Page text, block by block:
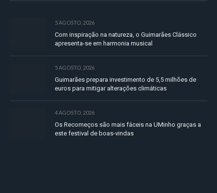
5 AGOSTO, 2026
Com inspiração na natureza, o Guimarães Clássico
apresenta-se em harmonia musical
5 AGOSTO, 2026
Guimarães prepara investimento de 5,5 milhões de
euros para mitigar alterações climáticas
4 AGOSTO, 2026
Os Recomeços são mais fáceis na UMinho graças a
este festival de boas-vindas